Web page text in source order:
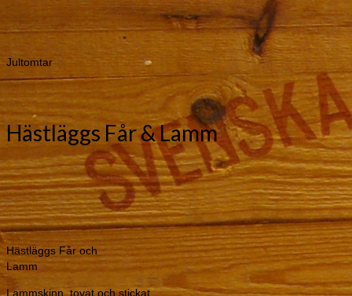
Hästläggs Får & Lamm
Hästläggs Får och
Lammskinn, tovat och stickat
Kontakt: Ann-Britt Ahlqvist,
Telefon: 0709-148629
E-post: ahlqvist.fam@telia.com